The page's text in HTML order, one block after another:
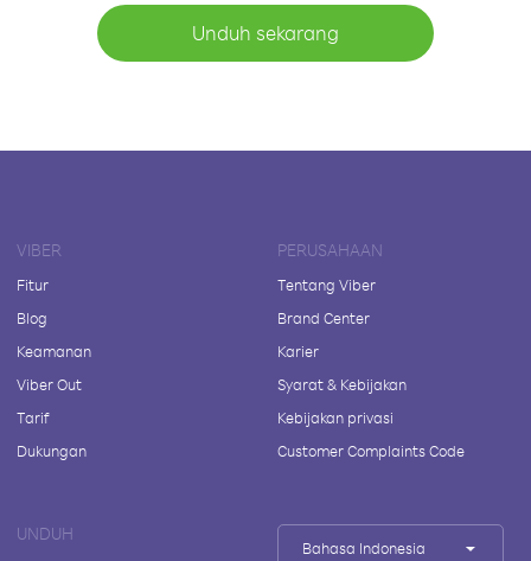
Unduh sekarang
VIBER
Fitur
Blog
Keamanan
Viber Out
Tarif
Dukungan
PERUSAHAAN
Tentang Viber
Brand Center
Karier
Syarat & Kebijakan
Kebijakan privasi
Customer Complaints Code
UNDUH
Bahasa Indonesia